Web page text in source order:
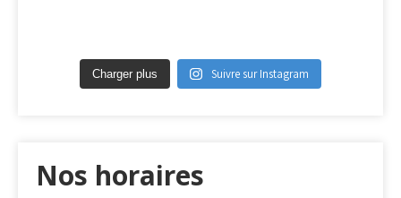
Charger plus Suivre sur Instagram
Nos horaires